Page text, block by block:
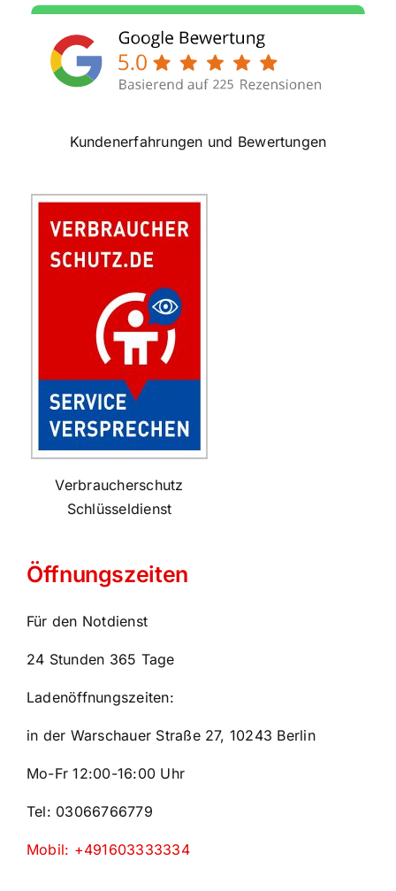
Kundenerfahrungen und Bewertungen
Verbraucherschutz
Schlüsseldienst
Öffnungszeiten
Für den Notdienst
24 Stunden 365 Tage
Ladenöffnungszeiten:
in der Warschauer Straße 27, 10243 Berlin
Mo-Fr 12:00-16:00 Uhr
Tel: 03066766779
Mobil: +491603333334